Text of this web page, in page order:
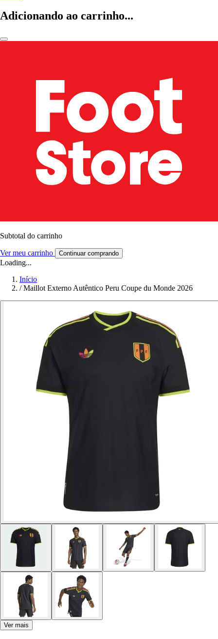
Adicionando ao carrinho...
Subtotal do carrinho
Ver meu carrinho Continuar comprando
Loading...
Início
/ Maillot Externo Autêntico Peru Coupe du Monde 2026
Ver mais